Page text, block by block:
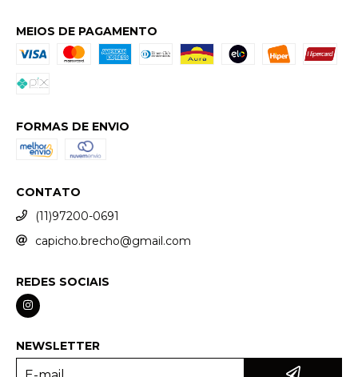
MEIOS DE PAGAMENTO
FORMAS DE ENVIO
CONTATO
(11)97200-0691
capicho.brecho@gmail.com
REDES SOCIAIS
NEWSLETTER